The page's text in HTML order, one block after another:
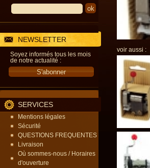
NEWSLETTER
Soyez informés tous les mois
de notre actualité :
SERVICES
Mentions légales
Sécurité
QUESTIONS FREQUENTES
Livraison
Où sommes-nous / Horaires
d'ouverture
voir aussi :